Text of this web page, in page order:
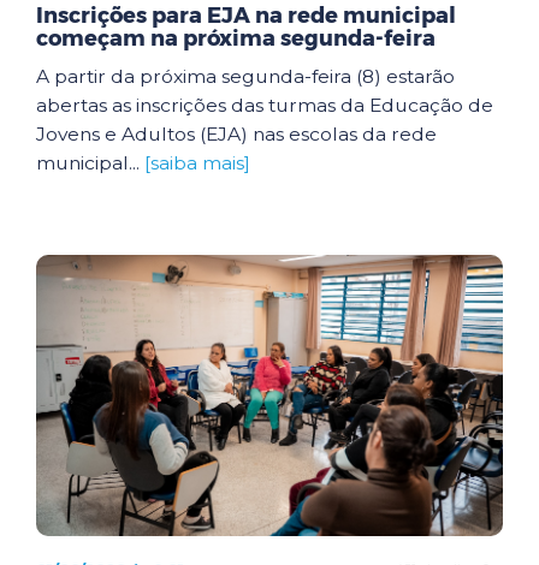
Inscrições para EJA na rede municipal
começam na próxima segunda-feira
A partir da próxima segunda-feira (8) estarão
abertas as inscrições das turmas da Educação de
Jovens e Adultos (EJA) nas escolas da rede
municipal... [saiba mais]